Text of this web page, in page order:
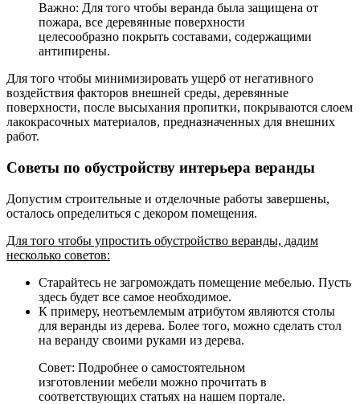
Важно: Для того чтобы веранда была защищена от
пожара, все деревянные поверхности
целесообразно покрыть составами, содержащими
антипирены.
Для того чтобы минимизировать ущерб от негативного
воздействия факторов внешней среды, деревянные
поверхности, после высыхания пропитки, покрываются слоем
лакокрасочных материалов, предназначенных для внешних
работ.
Советы по обустройству интерьера веранды
Допустим строительные и отделочные работы завершены,
осталось определиться с декором помещения.
Для того чтобы упростить обустройство веранды, дадим
несколько советов:
Старайтесь не загромождать помещение мебелью. Пусть
здесь будет все самое необходимое.
К примеру, неотъемлемым атрибутом являются столы
для веранды из дерева. Более того, можно сделать стол
на веранду своими руками из дерева.
Совет: Подробнее о самостоятельном
изготовлении мебели можно прочитать в
соответствующих статьях на нашем портале.